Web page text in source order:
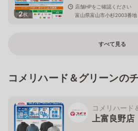
2枚
店舗HPをご確認ください
富山県富山市小杉2003番地
すべて見る
コメリハード＆グリーンの
コメリハード
上富良野店